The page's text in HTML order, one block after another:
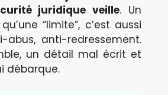
juridique veille. Un
“limite”, c’est aussi
anti-redressement.
un détail mal écrit et
débarque.